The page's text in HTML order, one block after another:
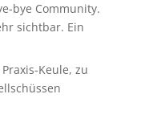
bye Community.
sichtbar. Ein
Keule, zu